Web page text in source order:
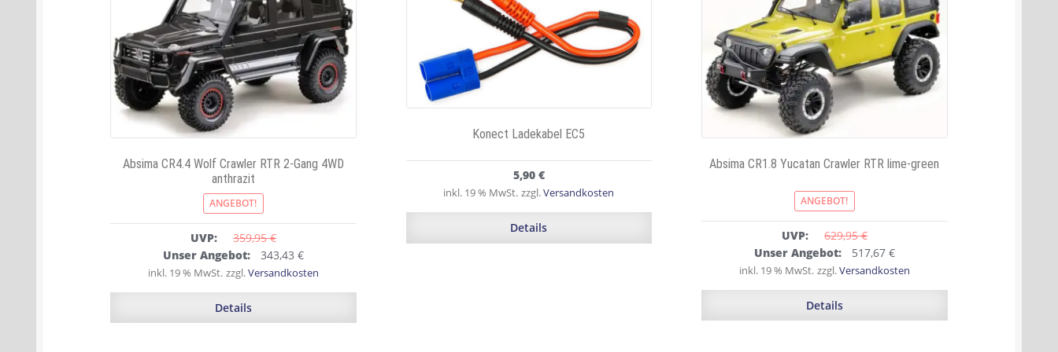
Absima CR4.4 Wolf Crawler RTR 2-Gang 4WD
anthrazit
ANGEBOT!
UVP: 359,95 €
Ursprünglicher
Preis
war:
Unser Angebot: 343,43 €Aktueller
Preis
ist:
inkl. 19 % MwSt. zzgl.Versandkosten
Details
Konect Ladekabel EC5
5,90 €
inkl. 19 % MwSt. zzgl.Versandkosten
Details
Absima CR1.8 Yucatan Crawler RTR lime-green
ANGEBOT!
UVP: 629,95 €
Ursprünglicher
Preis
war:
Unser Angebot: 517,67 €Aktueller
Preis
ist:
inkl. 19 % MwSt. zzgl.Versandkosten
Details